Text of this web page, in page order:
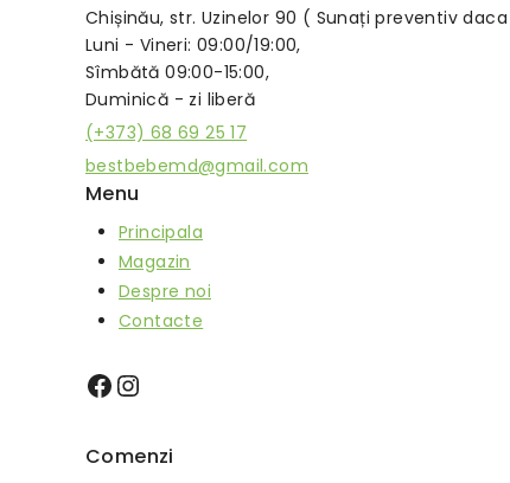
Chișinău, str. Uzinelor 90 ( Sunați preventiv
Luni - Vineri: 09:00/19:00,
Sîmbătă 09:00-15:00,
Duminică - zi liberă
(+373) 68 69 25 17
bestbebemd@gmail.com
Menu
Principala
Magazin
Despre noi
Contacte
Comenzi